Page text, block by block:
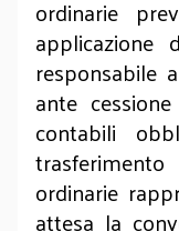
ordinarie
applicazione
responsabile
ante
contabili
ordinarie
attesa la